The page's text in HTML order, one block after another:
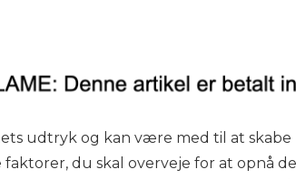
udtryk og kan være med til at
du skal overveje for at opnå